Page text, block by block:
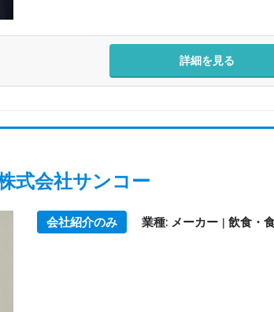
詳細を見る
式会社サンコー
会社紹介のみ 業種: メーカー | 飲食・